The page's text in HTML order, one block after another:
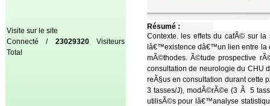
Visite sur le site
Connecté / 23029320Visiteurs
Total
Résumé :
Contexte. les effets du cafÃ© sur
lâ€™existence dâ€™un lien entre la
mÃ©thodes. Ã©tude prospective
consultation de neurologie du CHU
reÃ§us en consultation durant cette
3 tasses/J), modÃ©rÃ©e (3 Ã 5
utilisÃ©s pour lâ€™analyse